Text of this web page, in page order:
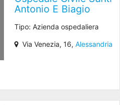
Antonio E Biagio
Tipo: Azienda ospedaliera
Via Venezia, 16, Alessandria